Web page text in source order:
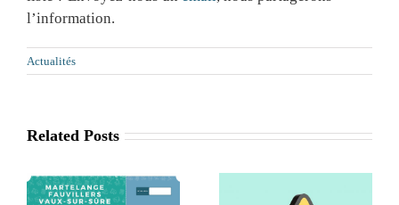
l’information.
Actualités
Related Posts